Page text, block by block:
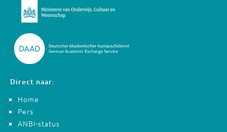
Direct naar:
Home
Pers
ANBI-status